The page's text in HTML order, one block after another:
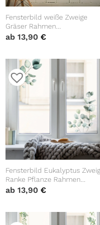
Fensterbild weiße Zweige
Gräser Rahmen
wiederverwendbar natur
ab13,90€
Fensterbild Eukalyptus Zweig
Ranke Pflanze Rahmen
wiederverwendbar
ab13,90€